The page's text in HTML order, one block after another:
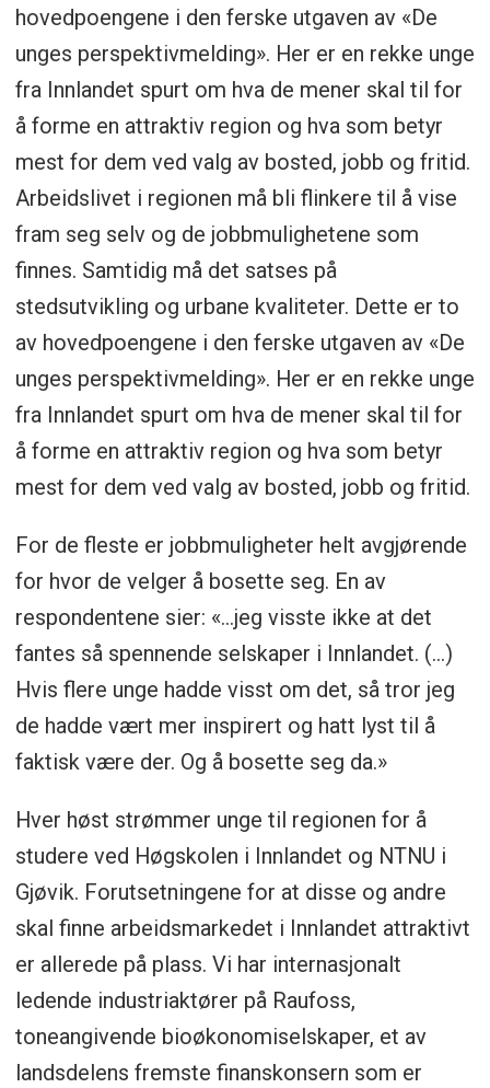
hovedpoengene i den ferske utgaven av «De
unges perspektivmelding». Her er en rekke unge
fra Innlandet spurt om hva de mener skal til for
å forme en attraktiv region og hva som betyr
mest for dem ved valg av bosted, jobb og fritid.
Arbeidslivet i regionen må bli flinkere til å vise
fram seg selv og de jobbmulighetene som
finnes. Samtidig må det satses på
stedsutvikling og urbane kvaliteter. Dette er to
av hovedpoengene i den ferske utgaven av «De
unges perspektivmelding». Her er en rekke unge
fra Innlandet spurt om hva de mener skal til for
å forme en attraktiv region og hva som betyr
mest for dem ved valg av bosted, jobb og fritid.
For de fleste er jobbmuligheter helt avgjørende
for hvor de velger å bosette seg. En av
respondentene sier: «…jeg visste ikke at det
fantes så spennende selskaper i Innlandet. (…)
Hvis flere unge hadde visst om det, så tror jeg
de hadde vært mer inspirert og hatt lyst til å
faktisk være der. Og å bosette seg da.»
Hver høst strømmer unge til regionen for å
studere ved Høgskolen i Innlandet og NTNU i
Gjøvik. Forutsetningene for at disse og andre
skal finne arbeidsmarkedet i Innlandet attraktivt
er allerede på plass. Vi har internasjonalt
ledende industriaktører på Raufoss,
toneangivende bioøkonomiselskaper, et av
landsdelens fremste finanskonsern som er